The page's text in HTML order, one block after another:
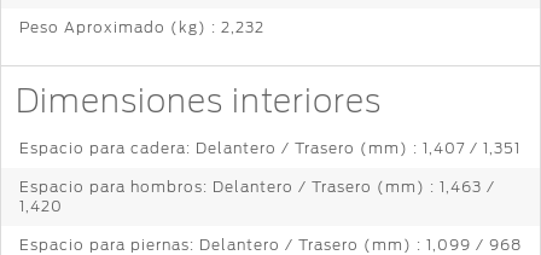
Peso Aproximado (kg) : 2,232
Dimensiones interiores
Espacio para cadera: Delantero / Trasero (mm) : 1,407 / 1,351
Espacio para hombros: Delantero / Trasero (mm) : 1,463 /
1,420
Espacio para piernas: Delantero / Trasero (mm) : 1,099 / 968